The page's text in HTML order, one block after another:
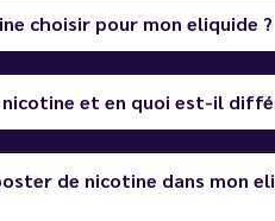
choisir pour mon eliquide ?
nicotine et en quoi est-il
de nicotine dans mon